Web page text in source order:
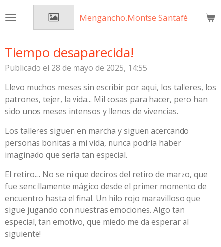
al
Mengancho.Montse Santafé
Tiempo desaparecida!
Publicado el 28 de mayo de 2025, 14:55
Llevo muchos meses sin escribir por aqui, los talleres, los
patrones, tejer, la vida... Mil cosas para hacer, pero han
sido unos meses intensos y llenos de vivencias.
Los talleres siguen en marcha y siguen acercando
personas bonitas a mi vida, nunca podría haber
imaginado que sería tan especial.
El retiro.... No se ni que deciros del retiro de marzo, que
fue sencillamente mágico desde el primer momento de
encuentro hasta el final. Un hilo rojo maravilloso que
sigue jugando con nuestras emociones. Algo tan
especial, tan emotivo, que miedo me da esperar al
siguiente!